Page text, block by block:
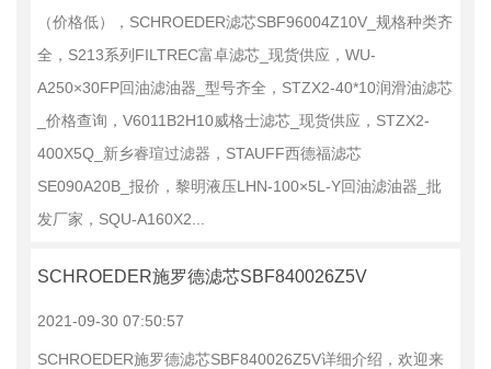
（价格低），SCHROEDER滤芯SBF96004Z10V_规格种类齐
全，S213系列FILTREC富卓滤芯_现货供应，WU-
A250×30FP回油滤油器_型号齐全，STZX2-40*10润滑油滤芯
_价格查询，V6011B2H10威格士滤芯_现货供应，STZX2-
400X5Q_新乡睿瑄过滤器，STAUFF西德福滤芯
SE090A20B_报价，黎明液压LHN-100×5L-Y回油滤油器_批
发厂家，SQU-A160X2...
SCHROEDER施罗德滤芯SBF840026Z5V
2021-09-30 07:50:57
SCHROEDER施罗德滤芯SBF840026Z5V详细介绍，欢迎来